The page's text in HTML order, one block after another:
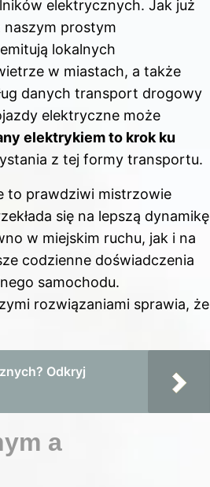
elektrycznych. Jak już
naszym prostym
lokalnych
w miastach, a także
danych transport drogowy
elektryczne może
elektrykiem to krok ku
z tej formy transportu.
to prawdziwi mistrzowie
się na lepszą dynamikę
w miejskim ruchu, jak i na
codzienne doświadczenia
samochodu.
rozwiązaniami sprawia, że
Odkryj
a